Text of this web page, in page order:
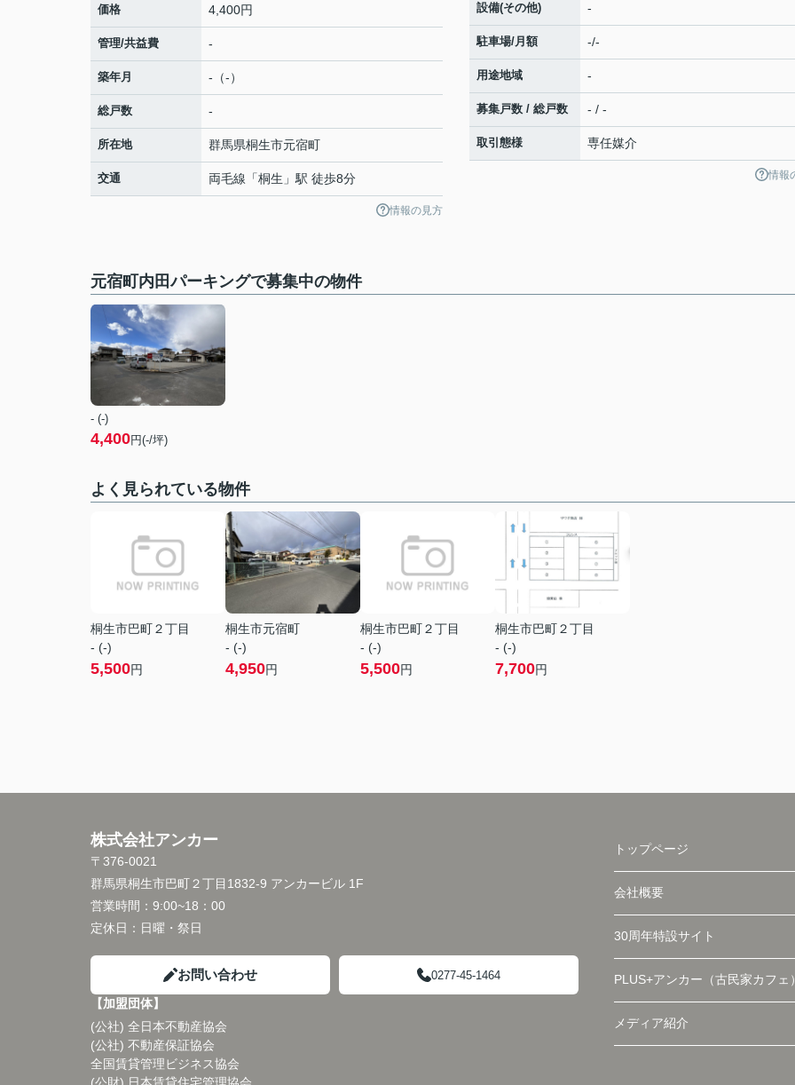
価格 4,400円
管理/共益費 -
築年月 -（-）
総戸数 -
所在地 群馬県桐生市元宿町
交通 両毛線 「桐生 」駅 徒歩8分
情報の見方
設備(その他) -
駐車場/月額 -/-
用途地域 -
募集戸数 / 総戸数 - / -
取引態様 専任媒介
情報
元宿町内田パーキングで募集中の物件
- (-)
4,400円(-/坪)
よく見られている物件
桐生市巴町２丁目
- (-)
5,500円
桐生市元宿町
- (-)
4,950円
桐生市巴町２丁目
- (-)
5,500円
桐生市巴町２丁目
- (-)
7,700円
株式会社アンカー
〒376-0021
群馬県桐生市巴町２丁目1832-9 アンカービル 1F
営業時間： 9:00~18：00
定休日： 日曜・祭日
お問い合わせ 0277-45-1464
【加盟団体】
(公社) 全日本不動産協会
(公社) 不動産保証協会
全国賃貸管理ビジネス協会
トップページ
会社概要
30周年特設サイト
PLUS+アンカー（古民家カフェ
メディア紹介